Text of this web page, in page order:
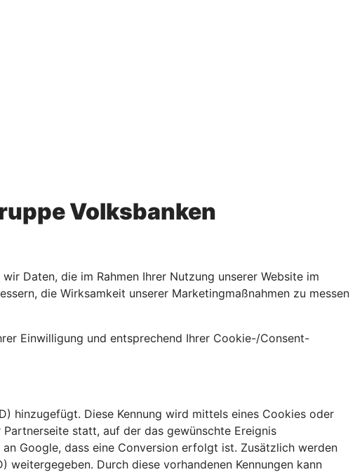
Volksbanken
Daten, die im Rahmen Ihrer Nutzung unserer Website im
die Wirksamkeit unserer Marketingmaßnahmen zu messen
Einwilligung und entsprechend Ihrer Cookie-/Consent-
hinzugefügt. Diese Kennung wird mittels eines Cookies oder
statt, auf der das gewünschte Ereignis
Google, dass eine Conversion erfolgt ist. Zusätzlich werden
Durch diese vorhandenen Kennungen kann